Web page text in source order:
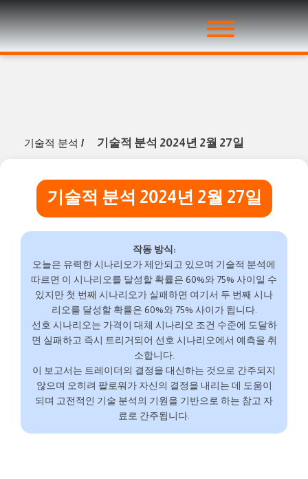
기술적 분석 / 기술적 분석 2024년 2월 27일
기술적 분석 2024년 2월 27일
작동 방식:
오늘은 유력한 시나리오가 제안되고 있으며 기술적 분석에
따르면 이 시나리오를 달성할 확률은 60%와 75% 사이일 수
있지만 첫 번째 시나리오가 실패하면 여기서 두 번째 시나
리오를 달성할 확률은 60%와 75% 사이가 됩니다.
선호 시나리오는 가격이 대체 시나리오 조건 수준에 도달하
면 실패하고 즉시 트리거되어 선호 시나리오에서 예측을 취
소합니다.
이 보고서는 트레이더의 결정을 대신하는 것으로 간주되지
않으며 오히려 팔로워가 자신의 결정을 내리는 데 도움이
되며 고전적인 기술 분석의 기원을 기반으로 하는 참고 자
료로 간주됩니다.